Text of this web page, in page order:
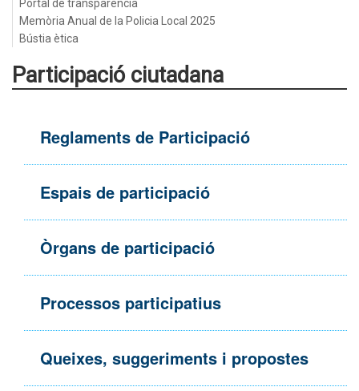
Portal de transparència
Memòria Anual de la Policia Local 2025
Bústia ètica
Participació ciutadana
Reglaments de Participació
Espais de participació
Òrgans de participació
Processos participatius
Queixes, suggeriments i propostes